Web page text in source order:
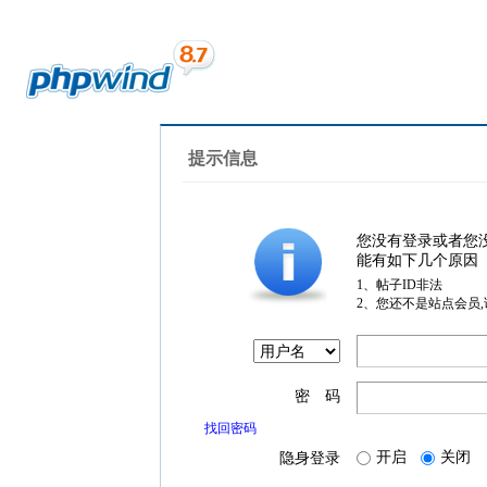
提示信息
您没有登录或者您
能有如下几个原因
1、帖子ID非法
2、您还不是站点会员
密 码
找回密码
隐身登录 开启 关闭